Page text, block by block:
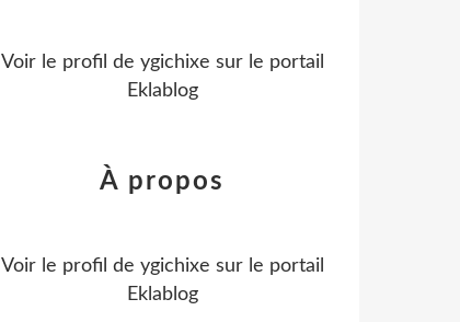
Voir le profil de ygichixe sur le portail
Eklablog
À propos
Voir le profil de ygichixe sur le portail
Eklablog